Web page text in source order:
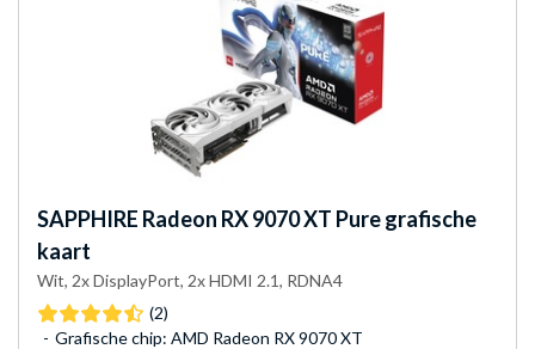
SAPPHIRE Radeon RX 9070 XT Pure grafische
kaart
Wit, 2x DisplayPort, 2x HDMI 2.1, RDNA4
(2)
Grafische chip: AMD Radeon RX 9070 XT